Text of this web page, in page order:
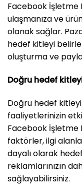
Facebook İşletme
ulaşmanıza ve
olanak sağlar.
hedef kitleyi
oluşturma ve
Doğru hedef
Doğru hedef
faaliyetlerinizin
Facebook İşletme
faktörler, ilgi
dayalı olarak
reklamlarınızın
sağlayabilirsiniz.